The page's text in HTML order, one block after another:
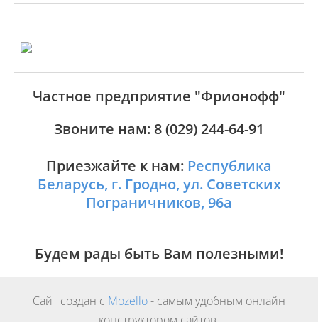
Частное предприятие "Фрионофф"
Звоните нам: 8 (029) 244-64-91
Приезжайте к нам: Республика
Беларусь, г. Гродно, ул. Советских
Пограничников, 96а
Будем рады быть Вам полезными!
Сайт создан с Mozello- самым удобным онлайн